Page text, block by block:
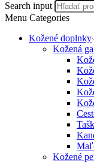
Search input
Menu Categories
Kožené doplnky
Kožená
Kožené